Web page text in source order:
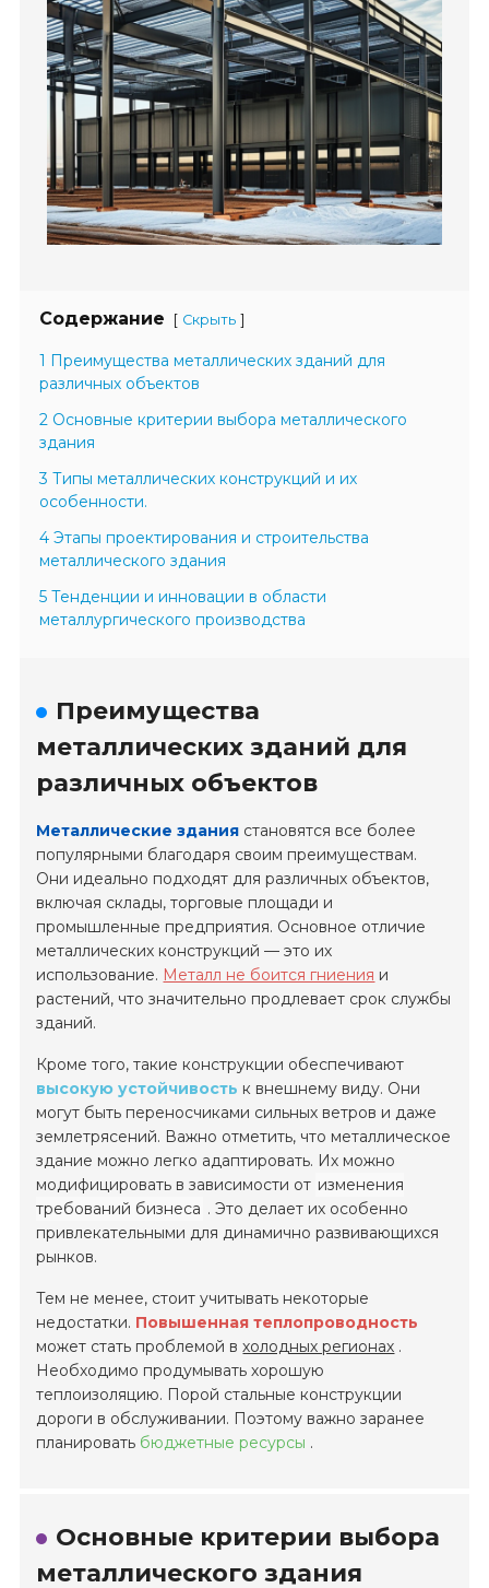
Содержание [ Скрыть ]
1 Преимущества металлических зданий для
различных объектов
2 Основные критерии выбора металлического
здания
3 Типы металлических конструкций и их
особенности.
4 Этапы проектирования и строительства
металлического здания
5 Тенденции и инновации в области
металлургического производства
Преимущества
металлических зданий для
различных объектов
Металлические здания становятся все более
популярными благодаря своим преимуществам.
Они идеально подходят для различных объектов,
включая склады, торговые площади и
промышленные предприятия. Основное отличие
металлических конструкций — это их
использование. Металл не боится гниения и
растений, что значительно продлевает срок службы
зданий.
Кроме того, такие конструкции обеспечивают
высокую устойчивость к внешнему виду. Они
могут быть переносчиками сильных ветров и даже
землетрясений. Важно отметить, что металлическое
здание можно легко адаптировать. Их можно
модифицировать в зависимости от изменения
требований бизнеса . Это делает их особенно
привлекательными для динамично развивающихся
рынков.
Тем не менее, стоит учитывать некоторые
недостатки. Повышенная теплопроводность
может стать проблемой вхолодных регионах .
Необходимо продумывать хорошую
теплоизоляцию. Порой стальные конструкции
дороги в обслуживании. Поэтому важно заранее
планировать бюджетные ресурсы .
Основные критерии выбора
металлического здания